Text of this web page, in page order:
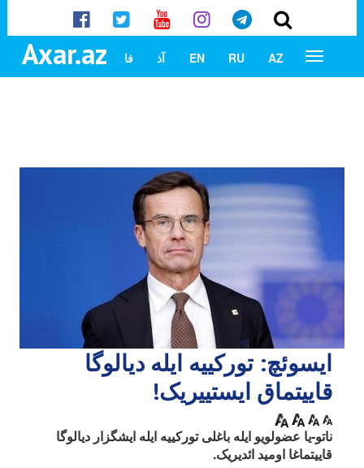
Axar.az AZ
RU
EN آذ فا
ایسوئچ: تورکییه ایله دیالوگا
قاییتماق ایستییریک!
ناتو-یا عضولویو ایله باغلی تورکییه ایله ایشگزار دیالوگا
قاییتماغا اومید ائدیریک.